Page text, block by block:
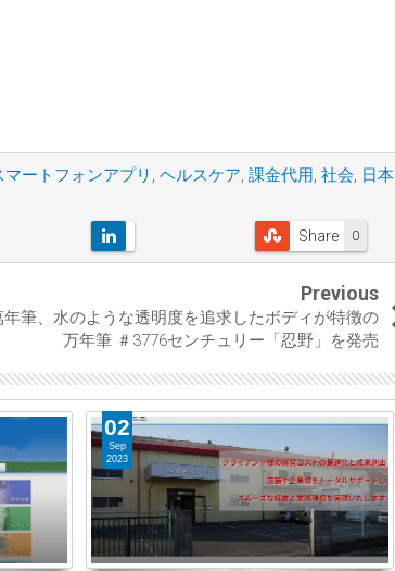
マートフォンアプリ , ヘルスケア, 課金代用, 社会, 日本
0
Share
Previous
年筆、水のような透明度を追求したボディが特徴の
万年筆 ＃3776センチュリー「忍野」を発売
02
Sep
2023